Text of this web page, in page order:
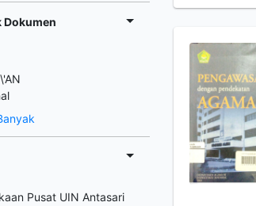
Dokumen
Pusat UIN Antasari